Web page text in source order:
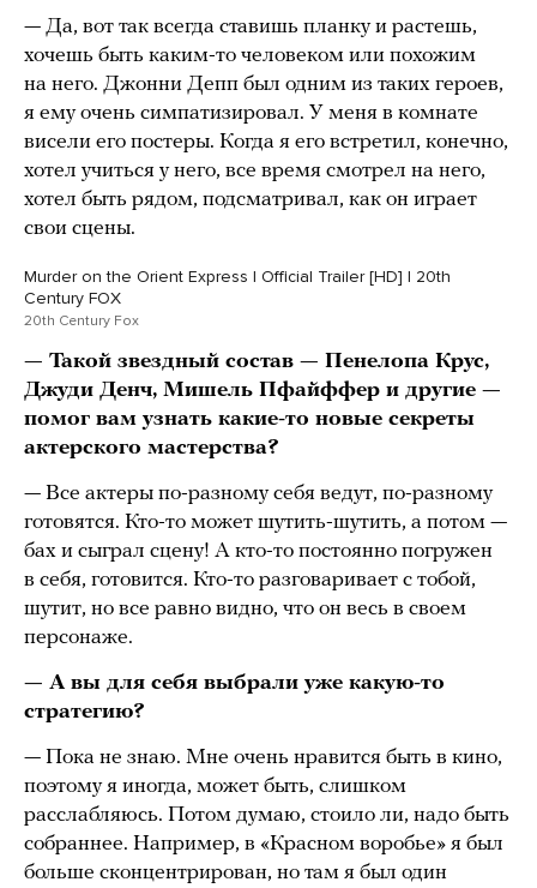
— Да, вот так всегда ставишь планку и растешь,
хочешь быть каким-то человеком или похожим
на него. Джонни Депп был одним из таких героев,
я ему очень симпатизировал. У меня в комнате
висели его постеры. Когда я его встретил, конечно,
хотел учиться у него, все время смотрел на него,
хотел быть рядом, подсматривал, как он играет
свои сцены.
Murder on the Orient Express | Official Trailer [HD] | 20th
Century FOX
20th Century Fox
— Такой звездный состав — Пенелопа Крус,
Джуди Денч, Мишель Пфайффер и другие —
помог вам узнать какие-то новые секреты
актерского мастерства?
— Все актеры по-разному себя ведут, по-разному
готовятся. Кто-то может шутить-шутить, а потом —
бах и сыграл сцену! А кто-то постоянно погружен
в себя, готовится. Кто-то разговаривает с тобой,
шутит, но все равно видно, что он весь в своем
персонаже.
— А вы для себя выбрали уже какую-то
стратегию?
— Пока не знаю. Мне очень нравится быть в кино,
поэтому я иногда, может быть, слишком
расслабляюсь. Потом думаю, стоило ли, надо быть
собраннее. Например, в «Красном воробье» я был
больше сконцентрирован, но там я был один